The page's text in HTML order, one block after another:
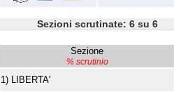
Sezioni scrutinate: 6 su 6
Sezione
% scrutinio
1) LIBERTA'